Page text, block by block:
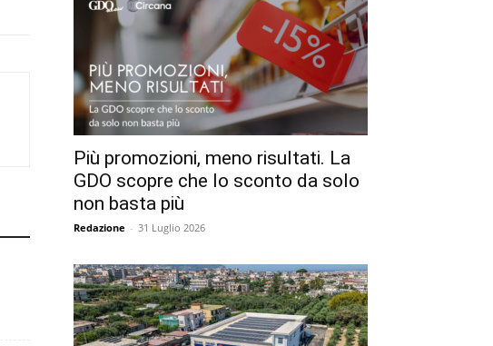
Più promozioni, meno risultati. La
GDO scopre che lo sconto da solo
non basta più
Redazione - 31 Luglio 2026